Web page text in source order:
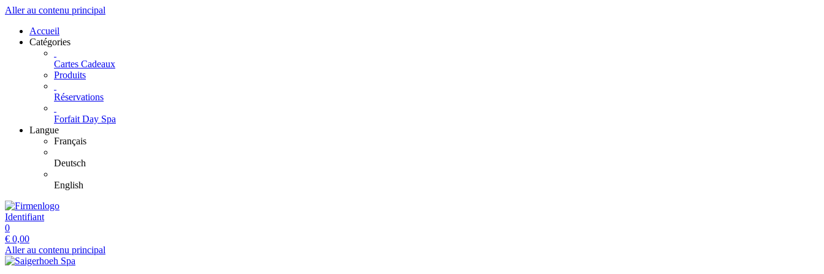
Aller au contenu principal
Accueil
Catégories
Cartes Cadeaux
Produits
Réservations
Forfait Day Spa
Langue
Français
Deutsch
English
Identifiant
0
€ 0,00
Aller au contenu principal